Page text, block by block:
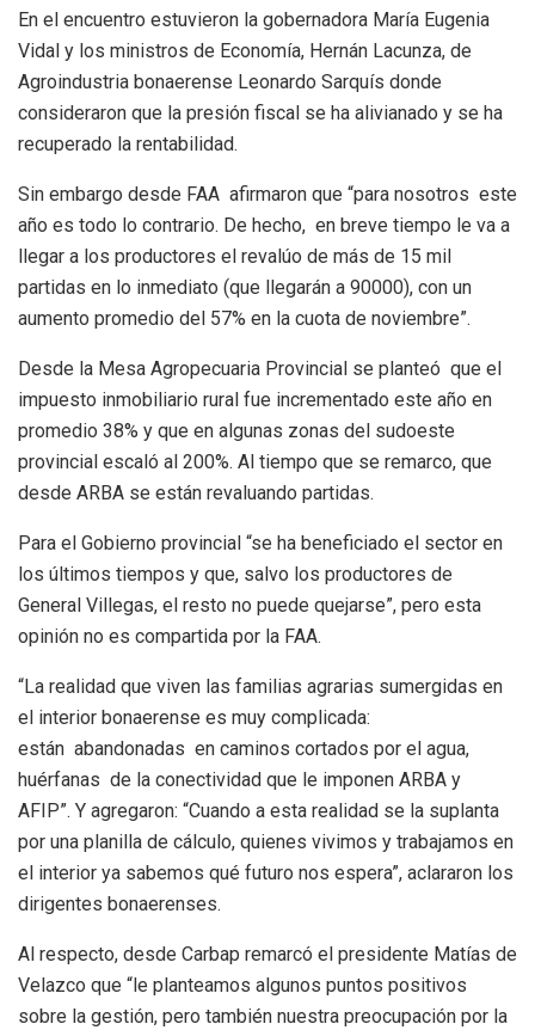
En el encuentro estuvieron la gobernadora María Eugenia
Vidal y los ministros de Economía, Hernán Lacunza, de
Agroindustria bonaerense Leonardo Sarquís donde
consideraron que la presión fiscal se ha alivianado y se ha
recuperado la rentabilidad.
Sin embargo desde FAA afirmaron que “para nosotros este
año es todo lo contrario. De hecho, en breve tiempo le va a
llegar a los productores el revalúo de más de 15 mil
partidas en lo inmediato (que llegarán a 90000), con un
aumento promedio del 57% en la cuota de noviembre”.
Desde la Mesa Agropecuaria Provincial se planteó que el
impuesto inmobiliario rural fue incrementado este año en
promedio 38% y que en algunas zonas del sudoeste
provincial escaló al 200%. Al tiempo que se remarco, que
desde ARBA se están revaluando partidas.
Para el Gobierno provincial “se ha beneficiado el sector en
los últimos tiempos y que, salvo los productores de
General Villegas, el resto no puede quejarse”, pero esta
opinión no es compartida por la FAA.
“La realidad que viven las familias agrarias sumergidas en
el interior bonaerense es muy complicada:
están abandonadas en caminos cortados por el agua,
huérfanas de la conectividad que le imponen ARBA y
AFIP”. Y agregaron: “Cuando a esta realidad se la suplanta
por una planilla de cálculo, quienes vivimos y trabajamos en
el interior ya sabemos qué futuro nos espera”, aclararon los
dirigentes bonaerenses.
Al respecto, desde Carbap remarcó el presidente Matías de
Velazco que “le planteamos algunos puntos positivos
sobre la gestión, pero también nuestra preocupación por la